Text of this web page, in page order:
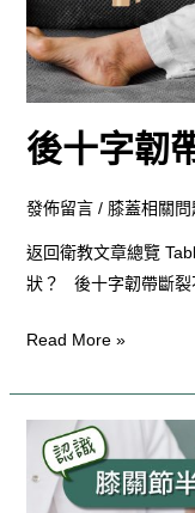
後十字韌
發佈留言 / 膝蓋相關問
返回衛教文章總覽
狀？ 後十字韌帶斷
裂
Read More »